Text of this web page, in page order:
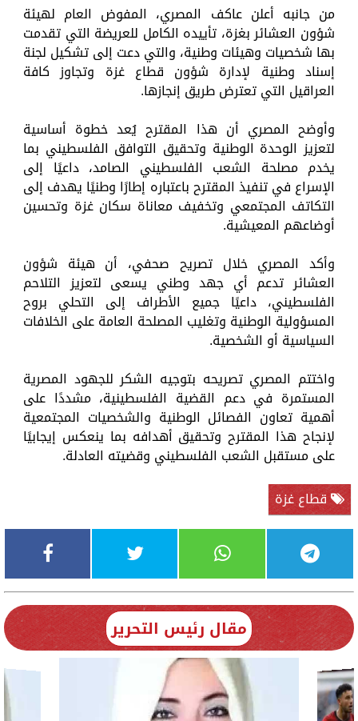
من جانبه أعلن عاكف المصري، المفوض العام لهيئة
شؤون العشائر بغزة، تأييده الكامل للعريضة التي تقدمت
بها شخصيات وهيئات وطنية، والتي دعت إلى تشكيل لجنة
إسناد وطنية لإدارة شؤون قطاع غزة وتجاوز كافة
العراقيل التي تعترض طريق إنجازها.
وأوضح المصري أن هذا المقترح يُعد خطوة أساسية
لتعزيز الوحدة الوطنية وتحقيق التوافق الفلسطيني بما
يخدم مصلحة الشعب الفلسطيني الصامد، داعيًا إلى
الإسراع في تنفيذ المقترح باعتباره إطارًا وطنيًا يهدف إلى
التكاتف المجتمعي وتخفيف معاناة سكان غزة وتحسين
أوضاعهم المعيشية.
وأكد المصري خلال تصريح صحفي، أن هيئة شؤون
العشائر تدعم أي جهد وطني يسعى لتعزيز التلاحم
الفلسطيني، داعيًا جميع الأطراف إلى التحلي بروح
المسؤولية الوطنية وتغليب المصلحة العامة على الخلافات
السياسية أو الشخصية.
واختتم المصري تصريحه بتوجيه الشكر للجهود المصرية
المستمرة في دعم القضية الفلسطينية، مشددًا على
أهمية تعاون الفصائل الوطنية والشخصيات المجتمعية
لإنجاح هذا المقترح وتحقيق أهدافه بما ينعكس إيجابيًا
على مستقبل الشعب الفلسطيني وقضيته العادلة.
قطاع غزة
مقال رئيس التحرير